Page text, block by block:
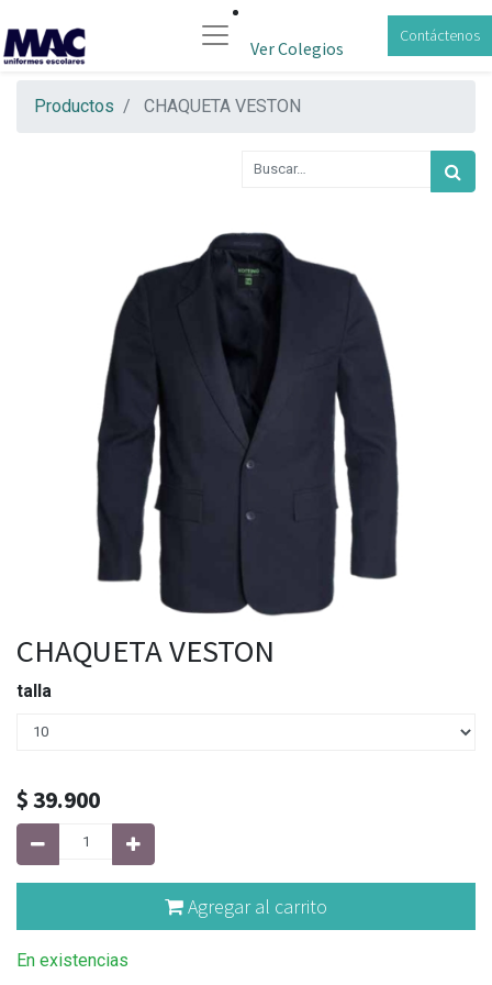
Ver Colegios
Contáctenos
Productos CHAQUETA VESTON
CHAQUETA VESTON
talla
$39.900
Agregar al carrito
En existencias